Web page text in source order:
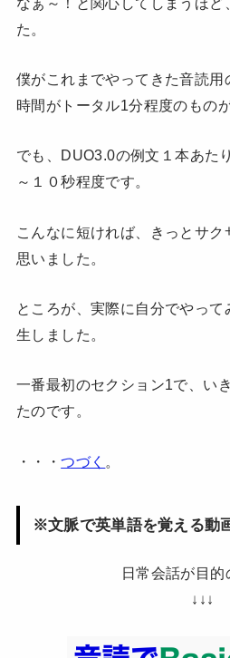
た。
僕がこれまでやってきた音読
時間がトータル1分程度のもの
でも、DUO3.0の例文１本あた
～１０秒程度です。
こんなに短ければ、きっとサク
思いました。
ところが、実際に自分でやっ
生しました。
一番最初のセクション1で、い
たのです。
・・・つづく 。
※文脈で英単語を覚える動
日常会話が目的
↓↓↓